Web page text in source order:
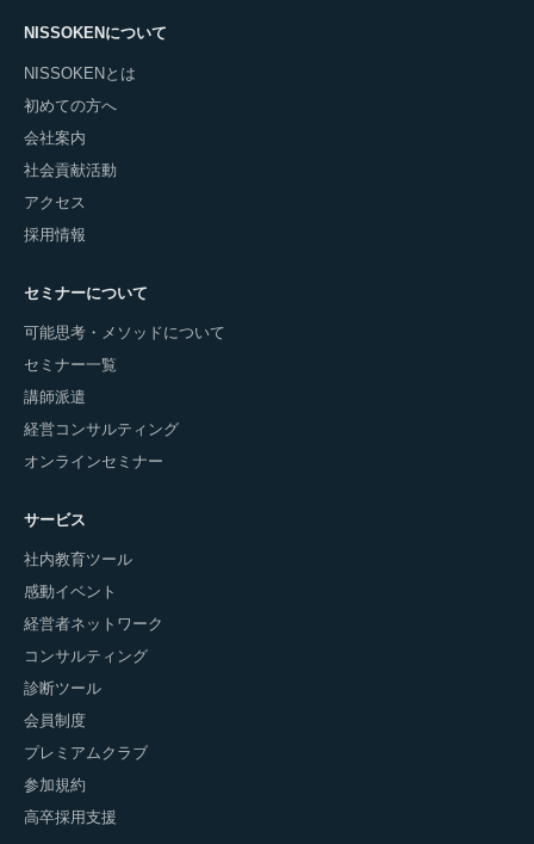
NISSOKENについて
NISSOKENとは
初めての方へ
会社案内
社会貢献活動
アクセス
採用情報
セミナーについて
可能思考・メソッドについて
セミナー一覧
講師派遣
経営コンサルティング
オンラインセミナー
サービス
社内教育ツール
感動イベント
経営者ネットワーク
コンサルティング
診断ツール
会員制度
プレミアムクラブ
参加規約
高卒採用支援